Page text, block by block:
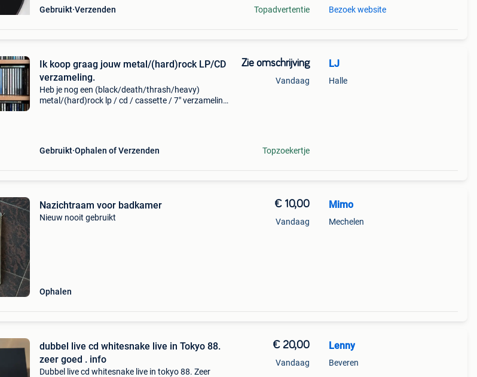
Gebruikt Verzenden Topadvertentie Bezoek website
Ik koop graag jouw metal/(hard)rock LP/CD
verzameling.
Heb je nog een (black/death/thrash/heavy)
metal/(hard)rock lp / cd / cassette / 7" verzameling
Gebruikt Ophalen of Verzenden
Zie omschrijving
Vandaag
Topzoekertje
LJ
Halle
Nazichtraam voor badkamer
Nieuw nooit gebruikt
Ophalen
€ 10,00
Vandaag
Mimo
Mechelen
dubbel live cd whitesnake live in Tokyo 88.
zeer goed . info
Dubbel live cd whitesnake live in tokyo 88. Zeer
€ 20,00
Vandaag
Lenny
Beveren